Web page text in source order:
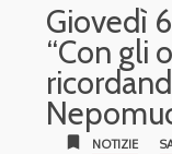
Giovedì
“Con gli
bookmark NOTIZIE